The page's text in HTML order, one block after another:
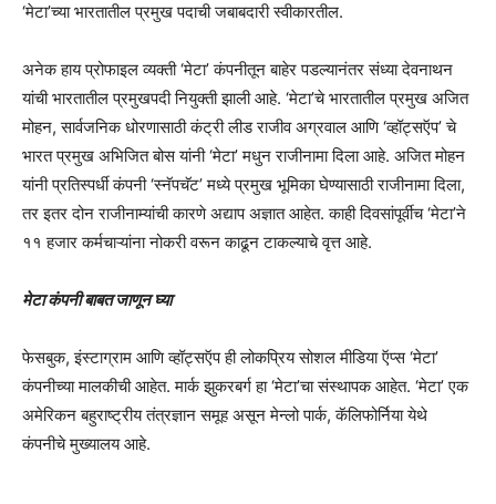
‘मेटा’च्या भारतातील प्रमुख पदाची जबाबदारी स्वीकारतील.
अनेक हाय प्रोफाइल व्यक्ती ‘मेटा’ कंपनीतून बाहेर पडल्यानंतर संध्या देवनाथन
यांची भारतातील प्रमुखपदी नियुक्ती झाली आहे. ‘मेटा’चे भारतातील प्रमुख अजित
मोहन, सार्वजनिक धोरणासाठी कंट्री लीड राजीव अग्रवाल आणि ‘व्हॉट्सऍप’ चे
भारत प्रमुख अभिजित बोस यांनी ‘मेटा’ मधुन राजीनामा दिला आहे. अजित मोहन
यांनी प्रतिस्पर्धी कंपनी ‘स्नॅपचॅट’ मध्ये प्रमुख भूमिका घेण्यासाठी राजीनामा दिला,
तर इतर दोन राजीनाम्यांची कारणे अद्याप अज्ञात आहेत. काही दिवसांपूर्वीच ‘मेटा’ने
११ हजार कर्मचाऱ्यांना नोकरी वरून काढून टाकल्याचे वृत्त आहे.
मेटा कंपनी बाबत जाणून घ्या
फेसबुक, इंस्टाग्राम आणि व्हॉट्सऍप ही लोकप्रिय सोशल मीडिया ऍप्स ‘मेटा’
कंपनीच्या मालकीची आहेत. मार्क झुकरबर्ग हा ‘मेटा’चा संस्थापक आहेत. ‘मेटा’ एक
अमेरिकन बहुराष्ट्रीय तंत्रज्ञान समूह असून मेन्लो पार्क, कॅलिफोर्निया येथे
कंपनीचे मुख्यालय आहे.